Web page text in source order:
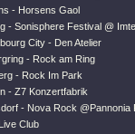
- Horsens Gaol
- Sonisphere Festival @
City - Den Atelier
- Rock am Ring
- Rock Im Park
- Z7 Konzertfabrik
- Nova Rock @Pannonia
Club